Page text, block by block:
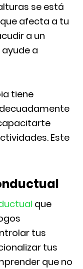
se está
afecta a tu
a un
a
tiene
Este
que
tus
tus
que no